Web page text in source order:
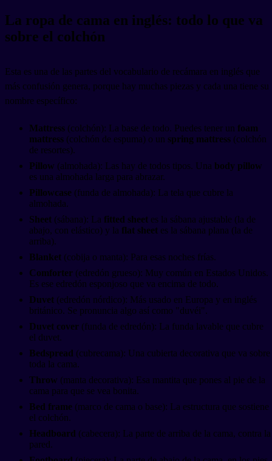
La ropa de cama en inglés: todo lo que va
sobre el colchón
Esta es una de las partes del vocabulario de recámara en inglés que
más confusión genera, porque hay muchas piezas y cada una tiene su
nombre específico:
Mattress (colchón): La base de todo. Puedes tener un foam
mattress (colchón de espuma) o un spring mattress (colchón
de resortes).
Pillow (almohada): Las hay de todos tipos. Una body pillow
es una almohada larga para abrazar.
Pillowcase (funda de almohada): La tela que cubre la
almohada.
Sheet (sábana): La fitted sheet es la sábana ajustable (la de
abajo, con elástico) y la flat sheet es la sábana plana (la de
arriba).
Blanket (cobija o manta): Para esas noches frías.
Comforter (edredón grueso): Muy común en Estados Unidos.
Es ese edredón esponjoso que va encima de todo.
Duvet (edredón nórdico): Más usado en Europa y en inglés
británico. Se pronuncia algo así como "duvéi".
Duvet cover (funda de edredón): La funda lavable que cubre
el duvet.
Bedspread (cubrecama): Una cubierta decorativa que va sobre
toda la cama.
Throw (manta decorativa): Esa mantita que pones al pie de la
cama para que se vea bonita.
Bed frame (marco de cama o base): La estructura que sostiene
el colchón.
Headboard (cabecera): La parte de arriba de la cama, contra la
pared.